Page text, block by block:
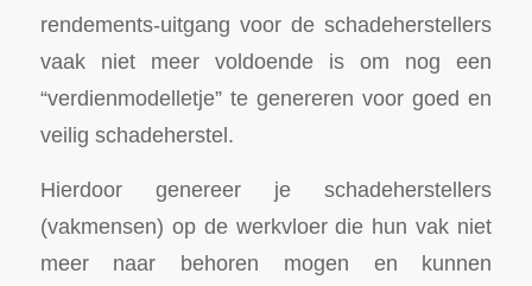
rendements-uitgang voor de schadeherstellers
vaak niet meer voldoende is om nog een
“verdienmodelletje” te genereren voor goed en
veilig schadeherstel.
Hierdoor genereer je schadeherstellers
(vakmensen) op de werkvloer die hun vak niet
meer naar behoren mogen en kunnen